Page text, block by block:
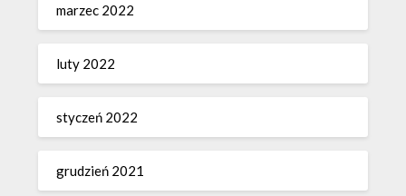
marzec 2022
luty 2022
styczeń 2022
grudzień 2021